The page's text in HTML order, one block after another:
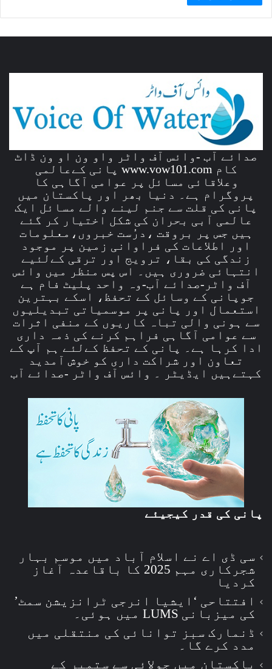
صدائے آب -وائس آف واٹر واو ون او ون ڈاٹ
کام www.vow101.com پانی کےعالمی
وعلاقائی مسائل پر عوامی آگاہی کا
پروگرام ہے۔ دنیا بھر اور پاکستان میں
پانی کی قلت سے جنم لینے والے مسائل ایک
عالمی آبی بحران کی شکل اختیار کر گئے
ہیں جس پر بروقت ،درُست خبروں،معلومات
اور اطلاعات کی فراوانی زمین پر موجود
زندگی کی بقا، ترویج اور ترقی کےلئیے
انتہائی ضروری ہیں۔ اس پس منظر میں وائس
آف واٹر-صدائے آب-وہ واحد پلیٹ فام ہے
جوپانی کے وسائل کے تحفظ، اسکے بہترین
استعمال اور پانی پر موسمیاتی تبدیلیوں
سے ہونی والی تباہ کاریوں کے منفی اثرات
سے عوامی آگاہی فراہم کرنے کی ذمہ داری
ادا کرہا ہے۔ پانی کے تحفظ کےلئے ہم آپ کے
تعاون اور شراکت داری کو خوش آمدید
کہتےہیں ایڈیٹر ۔ وائس آف واٹر -صدائے آب
پانی کی قدر کیجیئے
سی ڈی اے نے اسلام آباد میں موسم بہار
شجرکاری مہم 2025 کا باقاعدہ آغاز
کردیا
افتتاحی ‘ایشیا انرجی ٹرانزیشن سمٹ’
کی میزبانی LUMS میں ہوئی۔
ڈنمارک سبز توانائی کی منتقلی میں
مدد کرے گا۔
پاکستان میں جولائی سے ستمبر کے